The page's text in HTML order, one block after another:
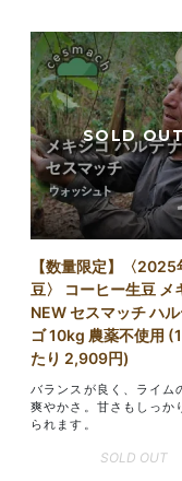
【数量限定】〈2025
豆〉 コーヒー生豆 メ
NEW セスマッチ ハ
ゴ 10kg 農薬不使用
たり 2,909円)
バランスが良く、ライム
爽やかさ。甘さもしっか
られます。
SOLD OUT